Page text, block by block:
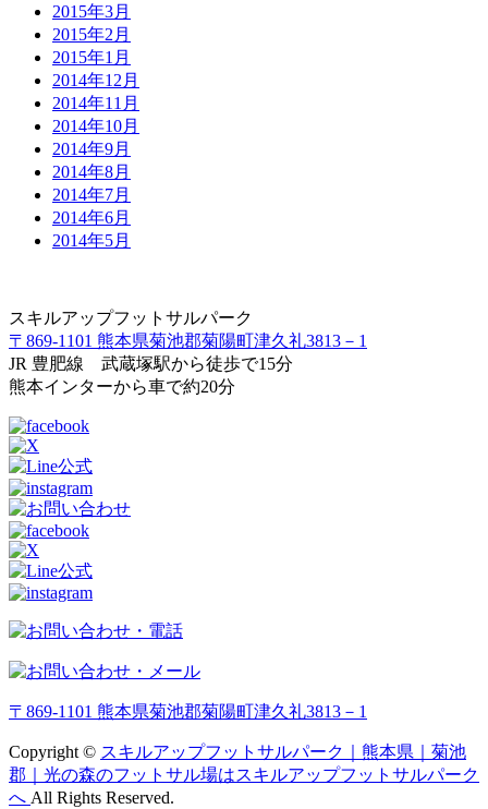
2015年3月
2015年2月
2015年1月
2014年12月
2014年11月
2014年10月
2014年9月
2014年8月
2014年7月
2014年6月
2014年5月
スキルアップフットサルパーク
〒869-1101 熊本県菊池郡菊陽町津久礼3813－1
JR 豊肥線 武蔵塚駅から徒歩で15分
熊本インターから車で約20分
〒869-1101 熊本県菊池郡菊陽町津久礼3813－1
Copyright © スキルアップフットサルパーク｜熊本県｜菊池
郡｜光の森のフットサル場はスキルアップフットサルパーク
へ All Rights Reserved.